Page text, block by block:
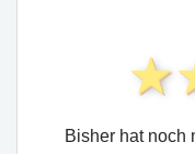
Bisher hat noch